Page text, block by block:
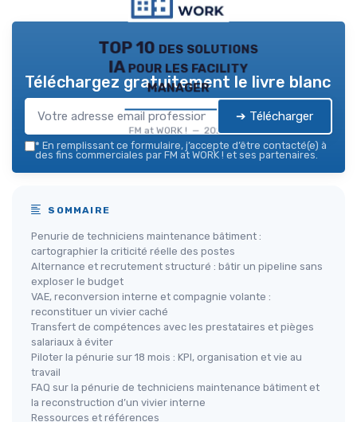
TOP 10 des solutions
IA pour les facility
manager
FM at WORK ! — 2026
Téléchargez gratuitement le livre blanc
➔ Télécharger
* En remplissant ce formulaire, j’accepte d’être contacté(e) à
des fins commerciales par FM at WORK ! et ses partenaires.
SOMMAIRE
Penurie de techniciens maintenance bâtiment :
cartographier la criticité réelle des postes
Alternance et recrutement structuré : bâtir un pipeline sans
exploser le budget
VAE, reconversion interne et compagnie volante :
reconstituer un vivier caché
Transfert de compétences avec les prestataires et pièges
salariaux à éviter
Piloter la pénurie sur 18 mois : KPI, organisation et vie au
travail
FAQ sur la pénurie de techniciens maintenance bâtiment et
la reconstruction d’un vivier interne
Ressources et références